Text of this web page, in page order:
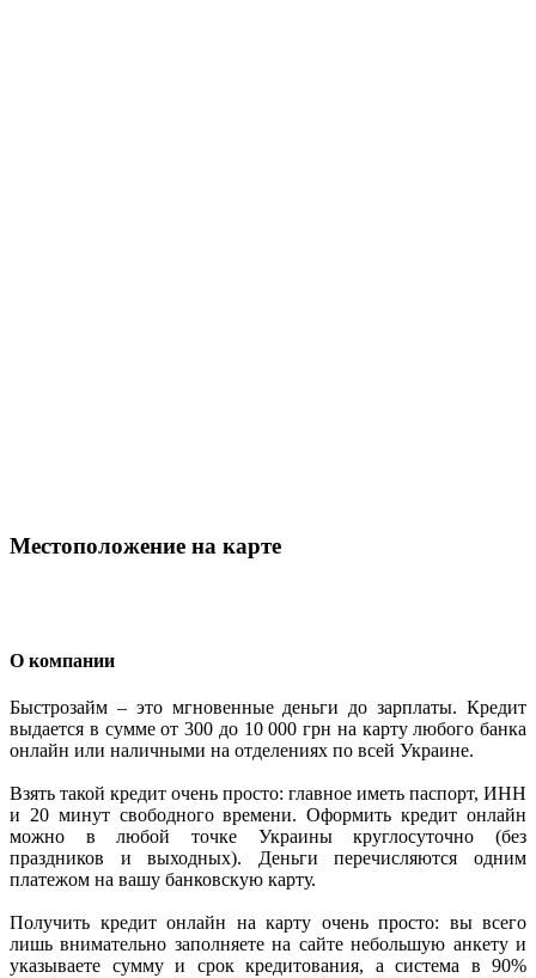
Местоположение на карте
О компании
Быстрозайм – это мгновенные деньги до зарплаты. Кредит
выдается в сумме от 300 до 10 000 грн на карту любого банка
онлайн или наличными на отделениях по всей Украине.
Взять такой кредит очень просто: главное иметь паспорт, ИНН
и 20 минут свободного времени. Оформить кредит онлайн
можно в любой точке Украины круглосуточно (без
праздников и выходных). Деньги перечисляются одним
платежом на вашу банковскую карту.
Получить кредит онлайн на карту очень просто: вы всего
лишь внимательно заполняете на сайте небольшую анкету и
указываете сумму и срок кредитования, а система в 90%